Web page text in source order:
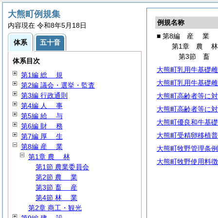
例規名称
■ 第8編 産 業
第1章 農林
第3節 畜
大熊町乳用牛基礎
大熊町乳用牛基礎
大熊町高齢者等に
大熊町高齢者等に
大熊町優良和牛基
大熊町受精卵移植
大熊町牧野管理条例
大熊町牧野使用料
大熊町例規集
内容現在 令和8年5月18日
体系 五十音
体系目次
第1編 総 規
第2編 議会・選挙・監査
第3編 行政通則
第4編 人 事
第5編 給 与
第6編 財 務
第7編 厚 生
第8編 産 業
第1章 農 林
第1節 農業委員会
第2節 農 業
第3節 畜 産
第4節 林 業
第2章 商工・観光